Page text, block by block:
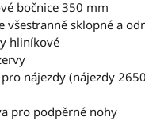
bočnice 350 mm
všestranně sklopné a
hliníkové
nájezdy (nájezdy
pro podpěrné nohy